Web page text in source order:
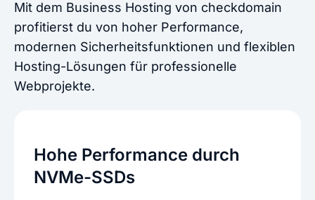
Mit dem Business Hosting von checkdomain
profitierst du von hoher Performance,
modernen Sicherheitsfunktionen und flexiblen
Hosting-Lösungen für professionelle
Webprojekte.
Hohe Performance durch
NVMe-SSDs